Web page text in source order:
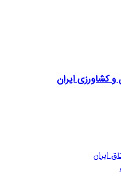
و کشاورزی ایران
ایران